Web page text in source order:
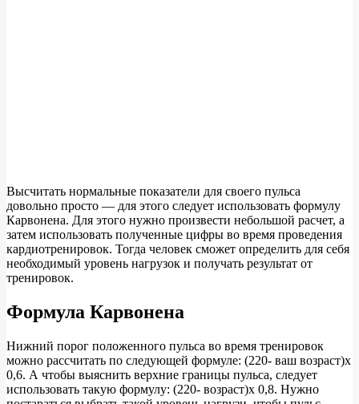
Высчитать нормальные показатели для своего пульса
довольно просто — для этого следует использовать формулу
Карвонена. Для этого нужно произвести небольшой расчет, а
затем использовать полученные цифры во время проведения
кардиотренировок. Тогда человек сможет определить для себя
необходимый уровень нагрузок и получать результат от
тренировок.
Формула Карвонена
Нижний порог положенного пульса во время тренировок
можно рассчитать по следующей формуле: (220- ваш возраст)х
0,6. А чтобы выяснить верхние границы пульса, следует
использовать такую формулу: (220- возраст)х 0,8. Нужно